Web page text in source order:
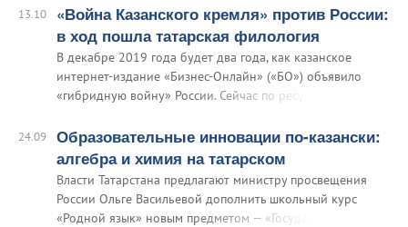
обиходе снюсы называют еще «сосалками».
13.10
«Война Казанского кремля» против России:
в ход пошла татарская филология
В декабре 2019 года будет два года, как казанское
интернет-издание «Бизнес-Онлайн» («БО») объявило
«гибридную войну» России. Сейчас по ресурсам
«вундерваффе» — интервью для того же «БО»
«выдающегося татарского филолога» Марселя
Ахметзянова…
24.09
Образовательные инновации по-казански:
алгебра и химия на татарском
Власти Татарстана предлагают министру просвещения
России Ольге Васильевой дополнить школьный курс
«Родной язык» новым предметом — «Государственные